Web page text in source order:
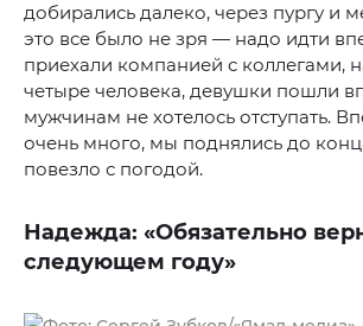
добирались далеко, через пургу и
это все было не зря — надо идти
приехали компанией с коллегами,
четыре человека, девушки пошли
мужчинам не хотелось отступать.
очень много, мы поднялись до
повезло с погодой.
Надежда: «Обязательно
следующем году»